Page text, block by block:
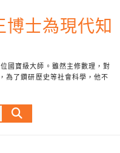
博士為現代知
國寶級大師。雖然主修數理，對
為了鑽研歷史等社會科學，他不
Search
…